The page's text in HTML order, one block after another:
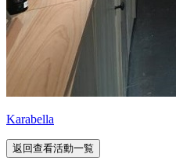
Karabella
返回查看活動一覧